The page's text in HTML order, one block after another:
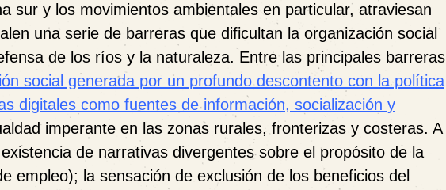
sur y los movimientos ambientales en particular, atraviesan
una serie de barreras que dificultan la organización social
de los ríos y la naturaleza. Entre las principales barreras
social generada por un profundo descontento con la política
digitales como fuentes de información, socialización y
imperante en las zonas rurales, fronterizas y costeras. A
de narrativas divergentes sobre el propósito de la
empleo); la sensación de exclusión de los beneficios del